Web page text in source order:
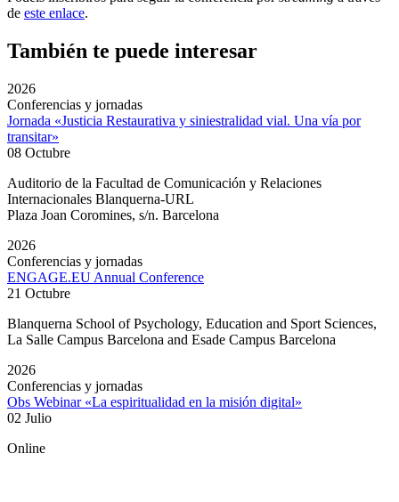
de este enlace.
También te puede interesar
2026
Conferencias y jornadas
Jornada «Justicia Restaurativa y siniestralidad vial. Una vía por
transitar»
08 Octubre
Auditorio de la Facultad de Comunicación y Relaciones
Internacionales Blanquerna-URL
Plaza Joan Coromines, s/n. Barcelona
2026
Conferencias y jornadas
ENGAGE.EU Annual Conference
21 Octubre
Blanquerna School of Psychology, Education and Sport Sciences,
La Salle Campus Barcelona and Esade Campus Barcelona
2026
Conferencias y jornadas
Obs Webinar «La espiritualidad en la misión digital»
02 Julio
Online